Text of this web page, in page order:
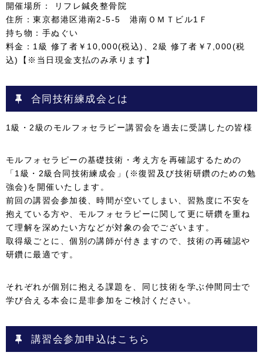
開催場所： リフレ鍼灸整骨院
住所：東京都港区港南2-5-5 港南ＯＭＴビル1Ｆ
持ち物：手ぬぐい
料金：1級 修了者￥10,000(税込)、2級 修了者￥7,000(税
込)【※当日現金支払のみ承ります】
合同技術練成会とは
1級・2級のモルフォセラピー講習会を過去に受講したの皆様
モルフォセラピーの基礎技術・考え方を再確認するための
「1級・2級合同技術練成会」(※復習及び技術研鑽のための勉
強会)を開催いたします。
前回の講習会参加後、時間が空いてしまい、習熟度に不安を
抱えている方や、モルフォセラピーに関して更に研鑽を重ね
て理解を深めたい方などが対象の会でございます。
取得級ごとに、個別の講師が付きますので、技術の再確認や
研鑽に最適です。
それぞれが個別に抱える課題を、同じ技術を学ぶ仲間同士で
学び合える本会に是非参加をご検討ください。
講習会参加申込はこちら